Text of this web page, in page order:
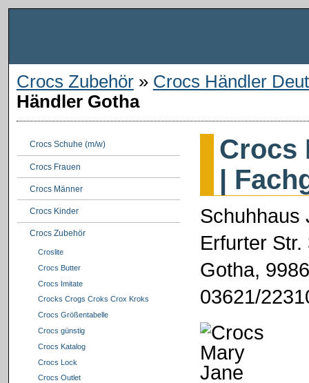
Crocs Zubehör» Crocs Händler
Händler Gotha
Crocs Schuhe (m/w)
Crocs Frauen
Crocs Männer
Crocs Kinder
Crocs Zubehör
Croslite
Crocs Butter
Crocs Imitate
Crocks Crogs Croks Crox Kroks
Crocs Größentabelle
Crocs günstig
Crocs Katalog
Crocs Lock
Crocs Outlet
Crocs
|
Schuhhaus
Erfurter Str.
Gotha,
03621/